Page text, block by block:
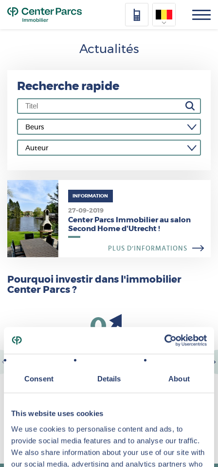
Consent Details About
This website uses cookies
We use cookies to personalise content and ads, to
provide social media features and to analyse our traffic.
We also share information about your use of our site with
our social media, advertising and analytics partners who
Actualités
Recherche rapide
INFORMATION
27-09-2019
Center Parcs Immobilier au salon
Second Home d'Utrecht !
PLUS D’INFORMATIONS
Pourquoi investir dans l'immobilier
Center Parcs ?
PLUS D'INFORMATIONS